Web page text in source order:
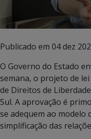
Publicado em 04 dez
O Governo do Estado
semana, o projeto de
de Direitos de
Sul. A aprovação é
se adequem ao modelo
simplificação das